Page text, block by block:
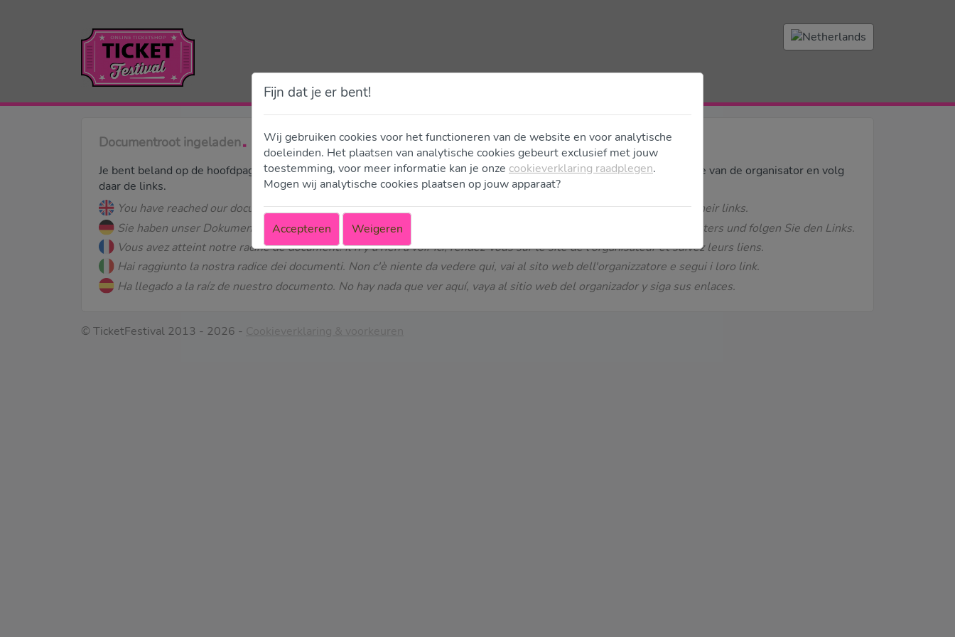
Documentroot ingeladen
Je bent beland op de hoofdpagina van onze ticketserver. Dat is niet handig, want hier is niks te zien. Ga naar de website van de organisator en volg
daar de links.
You have reached our document root. There is nothing to see here, go to the website of the organizor and follow their links.
Sie haben unser Dokumenten-Root erreicht. Hier gibt es nichts zu sehen, gehen Sie auf die Website des Veranstalters und folgen Sie den Links.
Vous avez atteint notre racine de document. Il n'y a rien à voir ici, rendez-vous sur le site de l'organisateur et suivez leurs liens.
Hai raggiunto la nostra radice dei documenti. Non c'è niente da vedere qui, vai al sito web dell'organizzatore e segui i loro link.
Ha llegado a la raíz de nuestro documento. No hay nada que ver aquí, vaya al sitio web del organizador y siga sus enlaces.
© TicketFestival 2013 - 2026 -
Fijn dat je er bent!
Wij gebruiken cookies voor het functioneren van de website en voor analytische
doeleinden. Het plaatsen van analytische cookies gebeurt exclusief met jouw
toestemming, voor meer informatie kan je onze cookieverklaring raadplegen.
Mogen wij analytische cookies plaatsen op jouw apparaat?
Accepteren Weigeren